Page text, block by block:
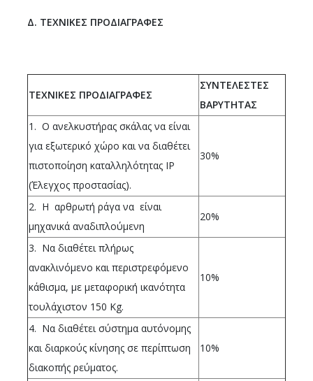
Δ. ΤΕΧΝΙΚΕΣ ΠΡΟΔΙΑΓΡΑΦΕΣ
ΤΕΧΝΙΚΕΣ ΠΡΟΔΙΑΓΡΑΦΕΣ
ΣΥΝΤΕΛΕΣΤΕΣ
ΒΑΡΥΤΗΤΑΣ
1. Ο ανελκυστήρας σκάλας να είναι
για εξωτερικό χώρο και να διαθέτει
πιστοποίηση καταλληλότητας IP
(Έλεγχος προστασίας).
30%
2. H αρθρωτή ράγα να είναι
μηχανικά αναδιπλούμενη
20%
3. Να διαθέτει πλήρως
ανακλινόμενο και περιστρεφόμενο
κάθισμα, με μεταφορική ικανότητα
τουλάχιστον 150 Kg.
10%
4. Να διαθέτει σύστημα αυτόνομης
και διαρκούς κίνησης σε περίπτωση
διακοπής ρεύματος.
10%